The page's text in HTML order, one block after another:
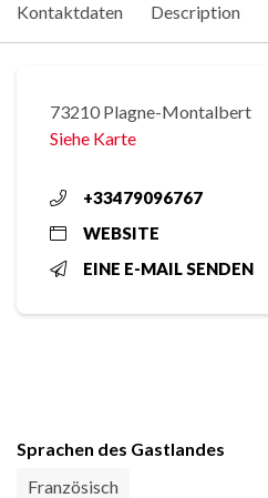
Kontaktdaten Description
73210 Plagne-Montalbert
Siehe Karte
+33479096767
WEBSITE
EINE E-MAIL SENDEN
Sprachen des Gastlandes
Französisch